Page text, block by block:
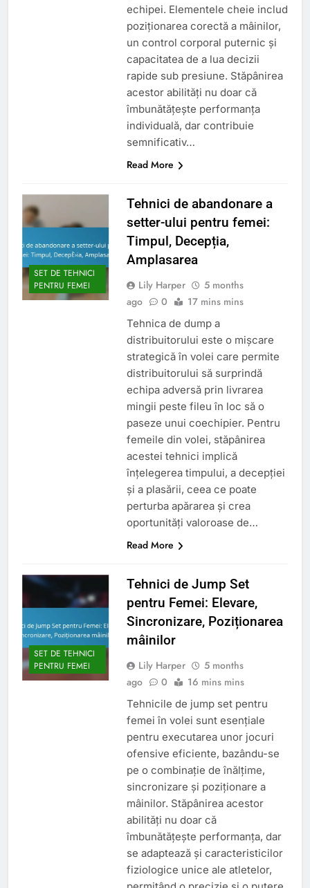
echipei. Elementele cheie includ
poziționarea corectă a mâinilor,
un control corporal puternic și
capacitatea de a lua decizii
rapide sub presiune. Stăpânirea
acestor abilități nu doar că
îmbunătățește performanța
individuală, dar contribuie
semnificativ…
Read More
SET DE TEHNICI
PENTRU FEMEI
Tehnici de abandonare a
setter-ului pentru femei:
Timpul, Decepția,
Amplasarea
Lily Harper
5 months
ago
0 17 mins mins
Tehnica de dump a
distribuitorului este o mișcare
strategică în volei care permite
distribuitorului să surprindă
echipa adversă prin livrarea
mingii peste fileu în loc să o
paseze unui coechipier. Pentru
femeile din volei, stăpânirea
acestei tehnici implică
înțelegerea timpului, a decepției
și a plasării, ceea ce poate
perturba apărarea și crea
oportunități valoroase de…
Read More
SET DE TEHNICI
PENTRU FEMEI
Tehnici de Jump Set
pentru Femei: Elevare,
Sincronizare, Poziționarea
mâinilor
Lily Harper
5 months
ago
0 16 mins mins
Tehnicile de jump set pentru
femei în volei sunt esențiale
pentru executarea unor jocuri
ofensive eficiente, bazându-se
pe o combinație de înălțime,
sincronizare și poziționare a
mâinilor. Stăpânirea acestor
abilități nu doar că
îmbunătățește performanța, dar
se adaptează și caracteristicilor
fiziologice unice ale atletelor,